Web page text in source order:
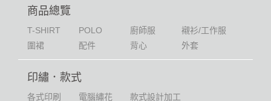
商品總覽
T-SHIRT POLO 廚師服
襯衫/工作服
圍裙
配件 背心 外套
印繡．款式
各式印刷 電腦繡花 款式設計加工